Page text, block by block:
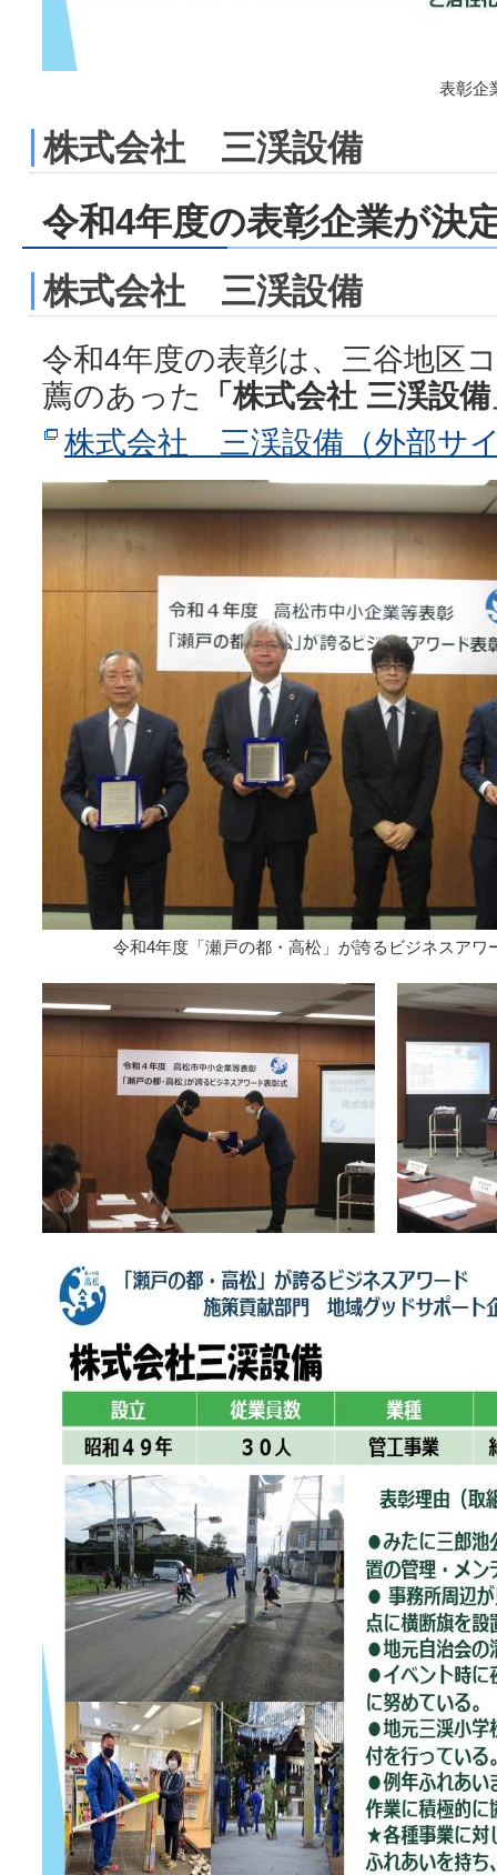
表彰企
株式会社 三渓設備
令和4年度の表彰企業が決
株式会社 三渓設備
令和4年度の表彰は、三谷地区
薦のあった
「株式会社 三渓設
株式会社 三渓設備（外部サ
令和4年度「瀬戸の都・高松」が誇るビジネスアワ